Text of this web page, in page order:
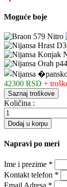
Moguće boje
42300 RSD +
Saznaj troškove
Količina :
Dodaj u korpu
Napravi po meri
Ime i prezime *
Kontakt telefon *
Email Adresa *